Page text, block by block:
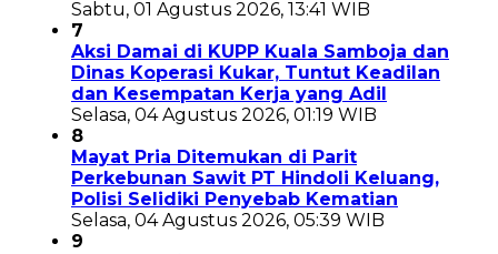
Sabtu, 01 Agustus 2026, 13:41 WIB
7
Aksi Damai di KUPP Kuala Samboja dan
Dinas Koperasi Kukar, Tuntut Keadilan
dan Kesempatan Kerja yang Adil
Selasa, 04 Agustus 2026, 01:19 WIB
8
Mayat Pria Ditemukan di Parit
Perkebunan Sawit PT Hindoli Keluang,
Polisi Selidiki Penyebab Kematian
Selasa, 04 Agustus 2026, 05:39 WIB
9